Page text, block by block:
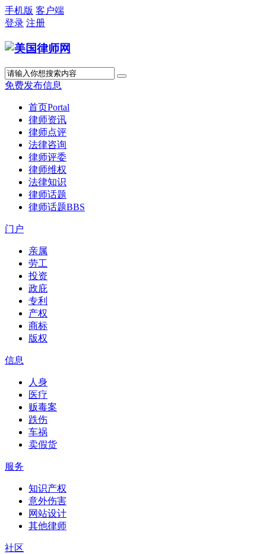
手机版 客户端
登录 注册
免费发布信息
首页Portal
律师资讯
律师点评
法律咨询
律师评委
律师维权
法律知识
律师话题
律师话题BBS
门户
亲属
劳工
投资
政庇
专利
产权
商标
版权
信息
人身
医疗
贩毒案
跌伤
车祸
卖假货
服务
知识产权
意外伤害
网站设计
其他律师
社区